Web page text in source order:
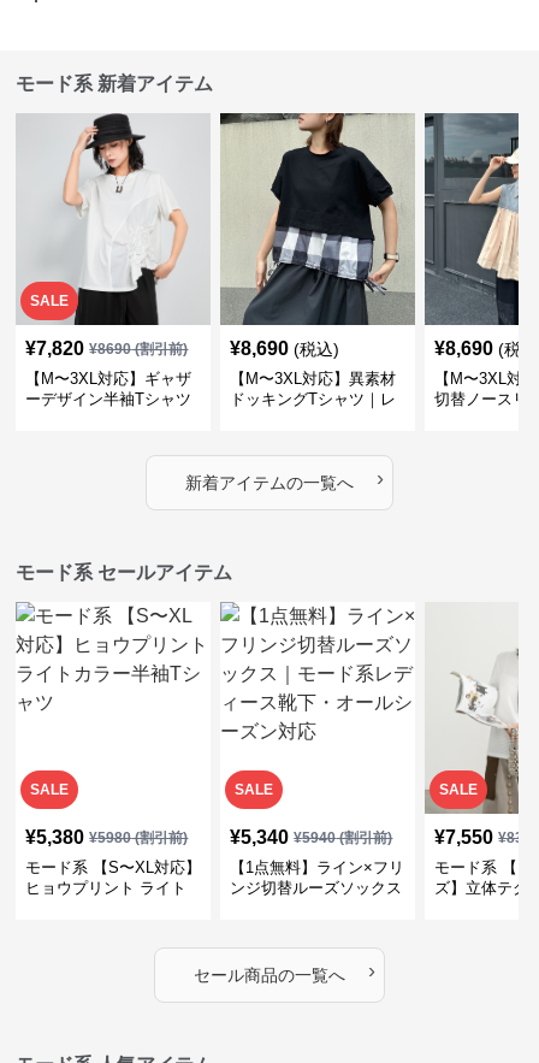
モード系 新着アイテム
SALE
¥7,820 ¥8690(割引前)
【M〜3XL対応】ギャザ
ーデザイン半袖Tシャツ
¥8,690 (税込)
【M〜3XL対応】異素材
ドッキングTシャツ｜レ
カバー・大人モード
¥8,690 (税
【M〜3XL対
切替ノースリ
新着アイテムの一覧へ ›
モード系 セールアイテム
SALE
¥5,380 ¥5980(割引前)
モード系 【S〜XL対応】
ヒョウプリント ライト
SALE
¥5,340 ¥5940(割引前)
【1点無料】ライン×フリ
ンジ切替ルーズソックス
SALE
¥7,550 ¥
モード系 【フ
ズ】立体テク
セール商品の一覧へ ›